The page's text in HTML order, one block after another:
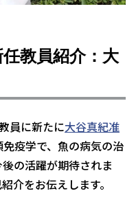
任教員紹介：大
員に新たに大谷真紀准
疫学で、魚の病気の治
の活躍が期待されま
介をお伝えします。